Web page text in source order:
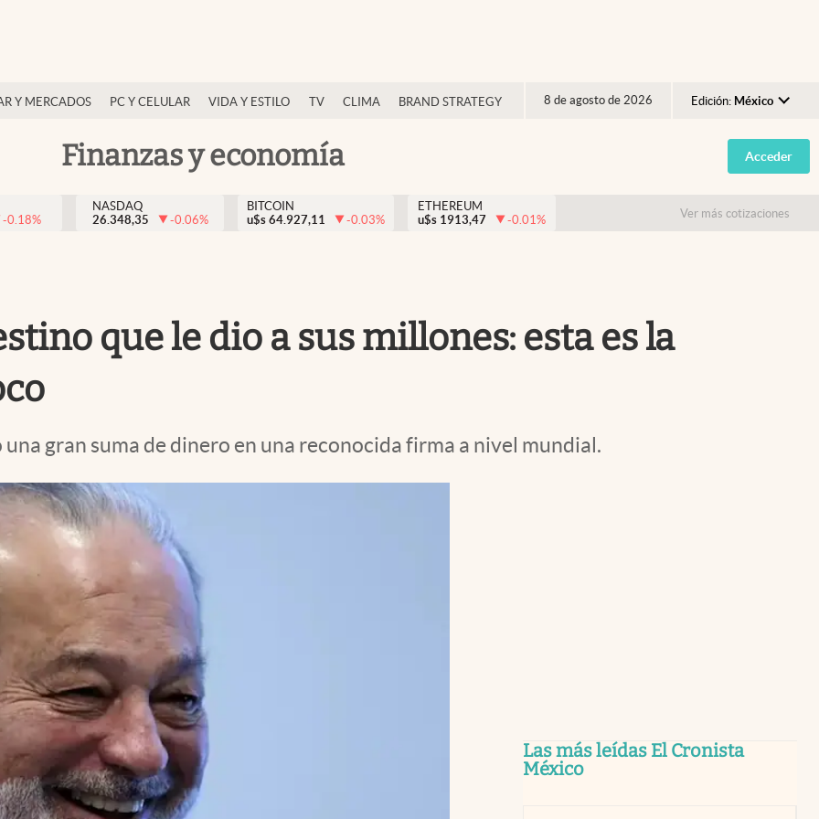
Y MERCADOS PC Y CELULAR VIDA Y ESTILO TV CLIMA BRAND STRATEGY 8 de agosto de 2026 Edición: México
Argentina
España
USA
Finanzas y economía Acceder
-0.18%
NASDAQ
26.348,35
-0.06%
BITCOIN
u$s 64.927,11 -0.03%
ETHEREUM
u$s 1913,47 -0.01% Ver más cotizaciones
que le dio a sus millones: esta es la
gran suma de dinero en una reconocida firma a nivel mundial.
Las más leídas El Cronista
México